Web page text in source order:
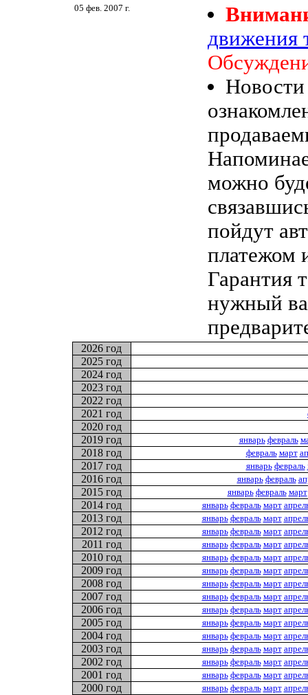
05 фев. 2007 г.
движения
можно
пойдут
платежом
Гарантия
нужный
2026 год
2025 год
2024 год
2023 год
2022 год
2021 год
2020 год
2019 год
январь февраль
2018 год февраль март
2017 год январь февраль
2016 год январь февраль
2015 год январь февраль март
2014 год январь февраль март
2013 год январь февраль март
2012 год январь февраль март
2011 год январь февраль март
2010 год январь февраль март
2009 год январь февраль март
2008 год январь февраль март
2007 год январь февраль март
2006 год январь февраль март
2005 год январь февраль март
2004 год январь февраль март
2003 год январь февраль март
2002 год январь февраль март
2001 год январь февраль март
2000 год январь февраль март